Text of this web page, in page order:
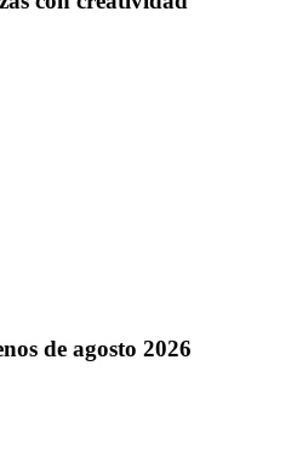
de agosto 2026